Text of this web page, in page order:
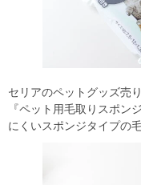
セリアのペットグッズ売
『ペット用毛取りスポン
にくいスポンジタイプの